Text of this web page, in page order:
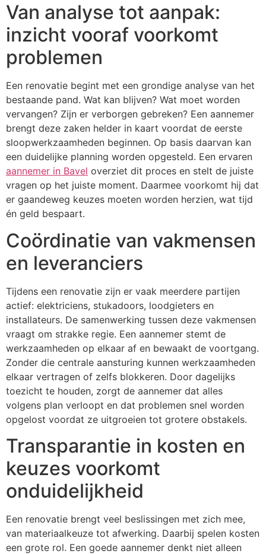
Van analyse tot aanpak:
inzicht vooraf voorkomt
problemen
Een renovatie begint met een grondige analyse van het
bestaande pand. Wat kan blijven? Wat moet worden
vervangen? Zijn er verborgen gebreken? Een aannemer
brengt deze zaken helder in kaart voordat de eerste
sloopwerkzaamheden beginnen. Op basis daarvan kan
een duidelijke planning worden opgesteld. Een ervaren
aannemer in Bavel overziet dit proces en stelt de juiste
vragen op het juiste moment. Daarmee voorkomt hij dat
er gaandeweg keuzes moeten worden herzien, wat tijd
én geld bespaart.
Coördinatie van vakmensen
en leveranciers
Tijdens een renovatie zijn er vaak meerdere partijen
actief: elektriciens, stukadoors, loodgieters en
installateurs. De samenwerking tussen deze vakmensen
vraagt om strakke regie. Een aannemer stemt de
werkzaamheden op elkaar af en bewaakt de voortgang.
Zonder die centrale aansturing kunnen werkzaamheden
elkaar vertragen of zelfs blokkeren. Door dagelijks
toezicht te houden, zorgt de aannemer dat alles
volgens plan verloopt en dat problemen snel worden
opgelost voordat ze uitgroeien tot grotere obstakels.
Transparantie in kosten en
keuzes voorkomt
onduidelijkheid
Een renovatie brengt veel beslissingen met zich mee,
van materiaalkeuze tot afwerking. Daarbij spelen kosten
een grote rol. Een goede aannemer denkt niet alleen